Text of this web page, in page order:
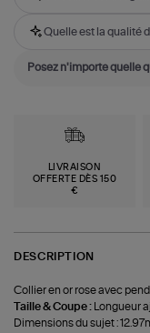
Quelle est la qualité
LIVRAISON
OFFERTE DÈS 150
€
DESCRIPTION
Collier en or rose avec
Taille & Coupe :
Longueur
Dimensions du sujet :